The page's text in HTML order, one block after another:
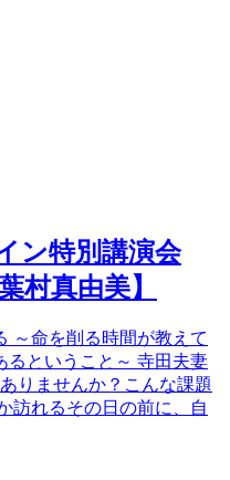
ン特別講演会
村真由美】
～命を削る時間が教えて
ということ～ 寺田夫妻
りませんか？こんな課題
訪れるその日の前に、自